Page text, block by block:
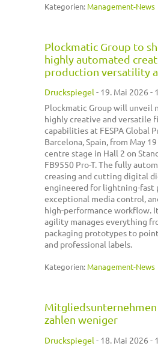
Kategorien: Management-News
Plockmatic Group to
highly automated
production versatility
Druckspiegel - 19. Mai 2026 -
Plockmatic Group will unveil
highly creative and versatile
capabilities at FESPA Global
Barcelona, Spain, from May
centre stage in Hall 2 on
FB9550 Pro-T. The fully
creasing and cutting digital
engineered for lightning-fast
exceptional media control,
high-performance workflow.
agility manages everything
packaging prototypes to
and professional labels.
Kategorien: Management-News
Mitgliedsunternehmen
zahlen weniger
Druckspiegel - 18. Mai 2026 -